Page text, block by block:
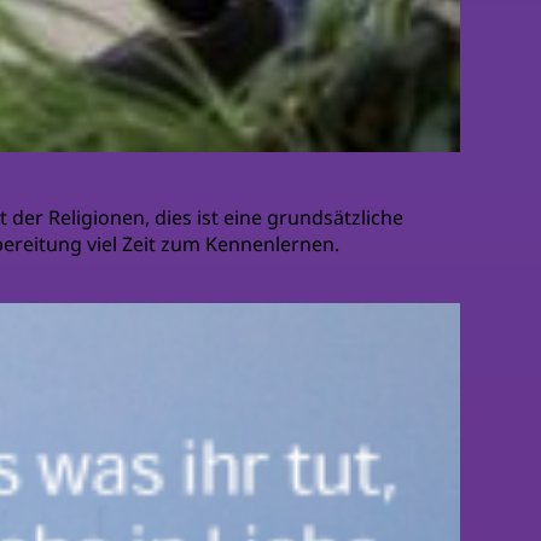
Religionen, dies ist eine grundsätzliche
viel Zeit zum Kennenlernen.